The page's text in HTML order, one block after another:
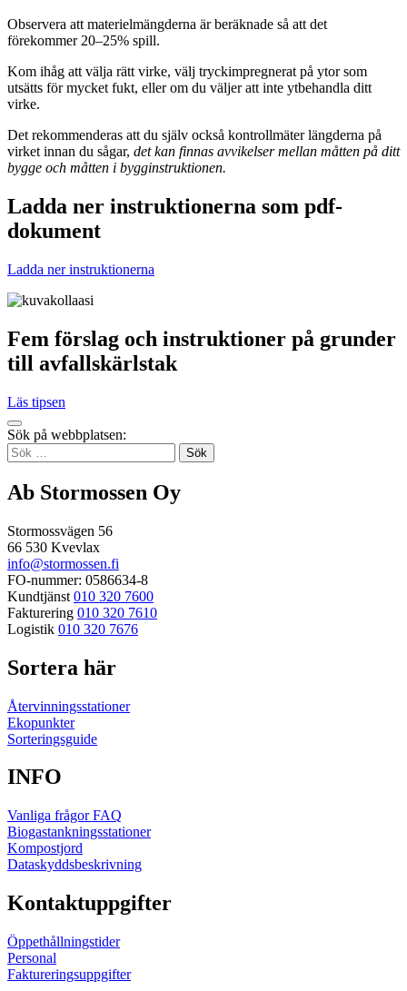
Observera att materielmängderna är beräknade så att det
förekommer 20–25% spill.
Kom ihåg att välja rätt virke, välj tryckimpregnerat på ytor som
utsätts för mycket fukt, eller om du väljer att inte ytbehandla ditt
virke.
Det rekommenderas att du själv också kontrollmäter längderna på
virket innan du sågar, det kan finnas avvikelser mellan måtten på ditt
bygge och måtten i bygginstruktionen.
Ladda ner instruktionerna som pdf-
dokument
Ladda ner instruktionerna
Fem förslag och instruktioner på grunder
till avfallskärlstak
Läs tipsen
Tillbaka
up
Sök på webbplatsen:
Sök
efter:
Ab Stormossen Oy
Stormossvägen 56
66 530 Kvevlax
info@stormossen.fi
FO-nummer: 0586634-8
Kundtjänst 010 320 7600
Fakturering 010 320 7610
Logistik 010 320 7676
Sortera här
Återvinningsstationer
Ekopunkter
Sorteringsguide
INFO
Vanliga frågor FAQ
Biogastankningsstationer
Kompostjord
Dataskyddsbeskrivning
Kontaktuppgifter
Öppethållningstider
Personal
Faktureringsuppgifter